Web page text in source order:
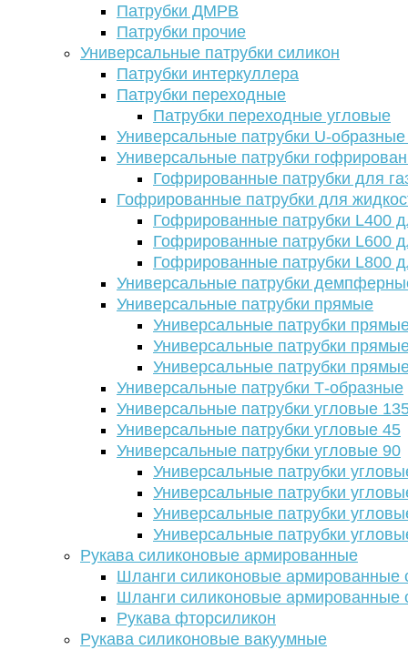
Патрубки ДМРВ
Патрубки прочие
Универсальные патрубки силикон
Патрубки интеркуллера
Патрубки переходные
Патрубки переходные угловые
Универсальные патрубки U-
Универсальные патрубки
Гофрированные патрубки для
Гофрированные патрубки для
Гофрированные патрубки L400
Гофрированные патрубки L600
Гофрированные патрубки L800
Универсальные патрубки
Универсальные патрубки прямые
Универсальные патрубки
Универсальные патрубки
Универсальные патрубки
Универсальные патрубки Т-образные
Универсальные патрубки угловые
Универсальные патрубки угловые 45
Универсальные патрубки угловые 90
Универсальные патрубки
Универсальные патрубки
Универсальные патрубки
Универсальные патрубки
Рукава силиконовые армированные
Шланги силиконовые армированные
Шланги силиконовые армированные
Рукава фторсиликон
Рукава силиконовые вакуумные